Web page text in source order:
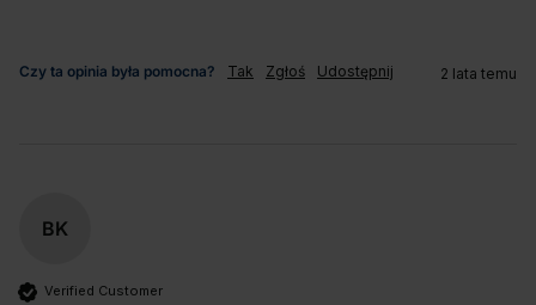
Czy ta opinia była pomocna? Tak Zgłoś Udostępnij 2 lata temu
BK
Verified Customer